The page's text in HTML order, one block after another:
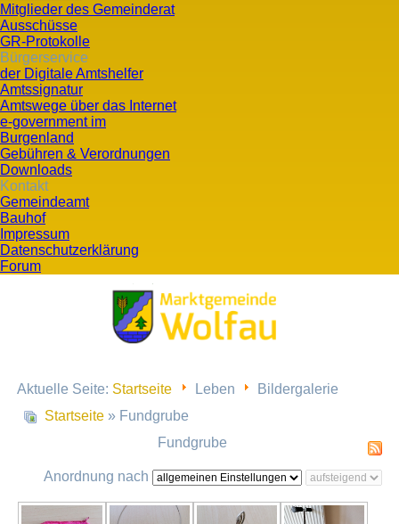
Mitglieder des Gemeinderat
Ausschüsse
GR-Protokolle
Bürgerservice
der Digitale Amtshelfer
Amtssignatur
Amtswege über das Internet
e-government im
Burgenland
Gebühren & Verordnungen
Downloads
Kontakt
Gemeindeamt
Bauhof
Impressum
Datenschutzerklärung
Forum
Aktuelle Seite: Startseite Leben
Bildergalerie
Startseite» Fundgrube
Fundgrube
Anordnung nach